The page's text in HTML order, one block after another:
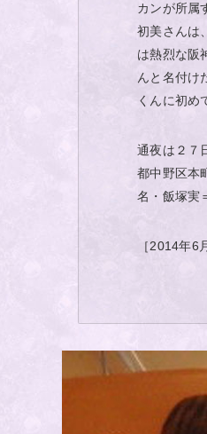
カンが所属
初美さんは
は熱烈な阪
んと名付け
くんに初め
通夜は２７
都中野区本
名・飯塚実
［2014年